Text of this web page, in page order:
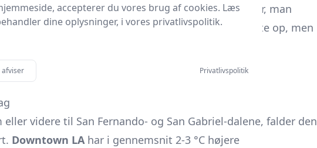
Stillehavet rammer typisk kysten først, så det er her, man
fra januar-stormene. Efter frokost klarer det ofte op, men
på strandene.
videre til San Fernando- og San Gabriel-dalene, falder den
Downtown LAhar i gennemsnit 2-3 °C højere
accepterer du vores brug af cookies. Læs
dine oplysninger, i vores privatlivspolitik.
afviser Privatlivspolitik